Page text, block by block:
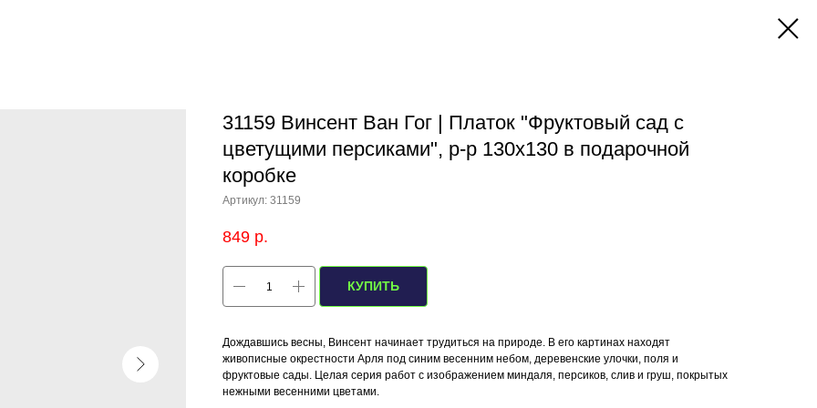
31159 Винсент Ван Гог | Платок "Фруктовый сад с
цветущими персиками", р-р 130х130 в подарочной
коробке
Артикул: 31159
849 р.
КУПИТЬ
Дождавшись весны, Винсент начинает трудиться на природе. В его картинах находят
живописные окрестности Арля под синим весенним небом, деревенские улочки, поля и
фруктовые сады. Целая серия работ с изображением миндаля, персиков, слив и груш, покрытых
нежными весенними цветами.